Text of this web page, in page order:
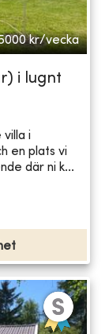
kr/vecka
i lugnt
i
en plats vi
där ni k...